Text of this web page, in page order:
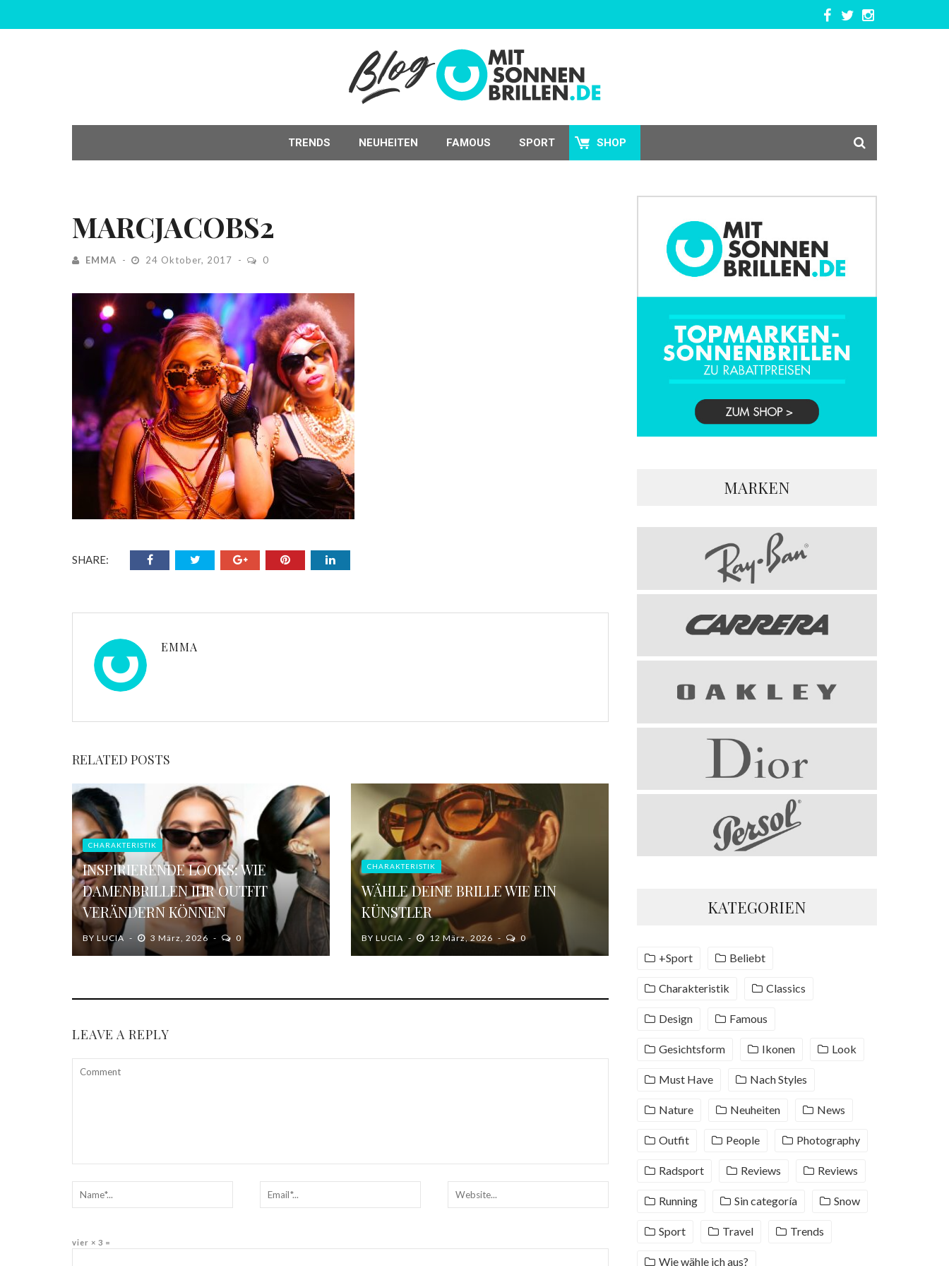
TRENDS NEUHEITEN FAMOUS SPORT SHOP
MARCJACOBS2
EMMA 24 Oktober, 2017 0
SHARE:
EMMA
RELATED POSTS
CHARAKTERISTIK
INSPIRIERENDE LOOKS: WIE
DAMENBRILLEN IHR OUTFIT
VERÄNDERN KÖNNEN
BYLUCIA 3 März, 2026 0
CHARAKTERISTIK
WÄHLE DEINE BRILLE WIE EIN
KÜNSTLER
BYLUCIA 12 März, 2026 0
LEAVE A REPLY
vier × 3 =
MARKEN
KATEGORIEN
+Sport Beliebt
Charakteristik Classics
Design Famous
Gesichtsform Ikonen Look
Must Have Nach Styles
Nature Neuheiten News
Outfit People Photography
Radsport Reviews Reviews
Running Sin categoría Snow
Sport Travel Trends
Wie wähle ich aus?